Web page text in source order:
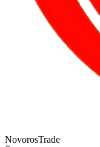
NovorosTrade